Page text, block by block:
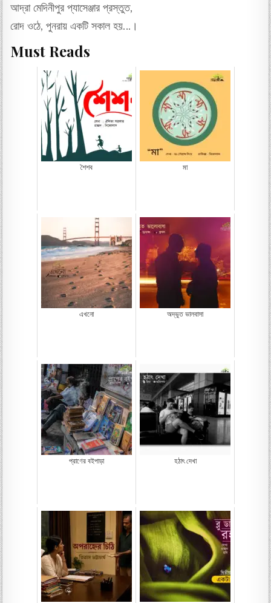
আদ্রা মেদিনীপুর প্যাসেঞ্জার প্রস্তুত,
রোদ ওঠে, পুনরায় একটি সকাল হয়…।
Must Reads
শৈশব মা
এখনো অদ্ভুত ভালবাসা
প্রাণের বইপাড়া হঠাৎ দেখা